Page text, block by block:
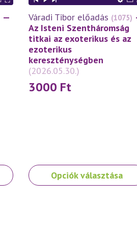
—
Váradi Tibor előadás (1075)
Az Isteni Szentháromság
titkai az exoterikus és az
ezoterikus
kereszténységben
(2026.05.30.)
3000 Ft
Opciók választása
Ennek
a